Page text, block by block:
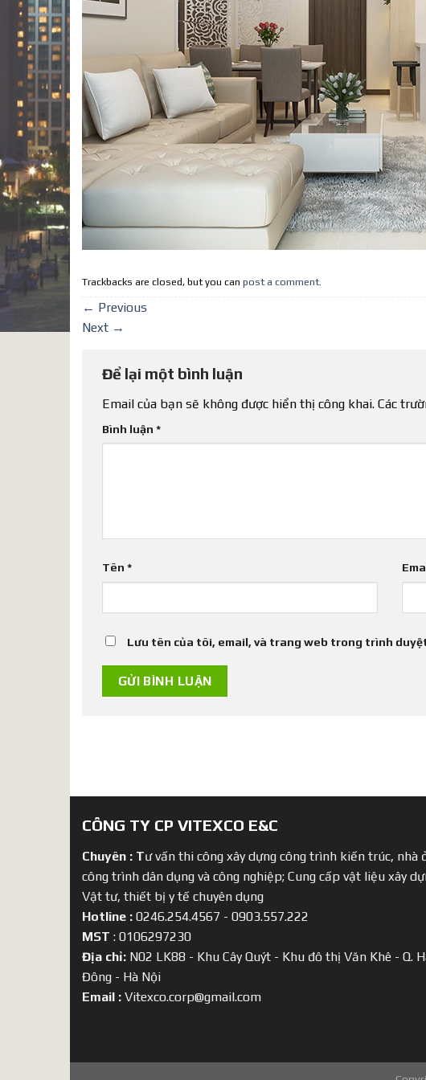
Trackbacks are closed, but you can post a comment.
← Previous
Next →
Để lại một bình luận
Email của bạn sẽ không được hiển thị công khai. Các
Bình luận *
Tên *
Lưu tên của tôi, email, và trang web trong trình
CÔNG TY CP VITEXCO E&C
Chuyên : Tư vấn thi công xây dựng công trình kiến trúc, nhà
công trình dân dụng và công nghiệp; Cung cấp vật liệu xây
Vật tư, thiết bị y tế chuyên dụng
Hotline : 0246.254.4567 - 0903.557.222
MST : 0106297230
Địa chỉ: N02 LK88 - Khu Cây Quýt - Khu đô thị Văn Khê - Q.
Đông - Hà Nội
Email : Vitexco.corp@gmail.com